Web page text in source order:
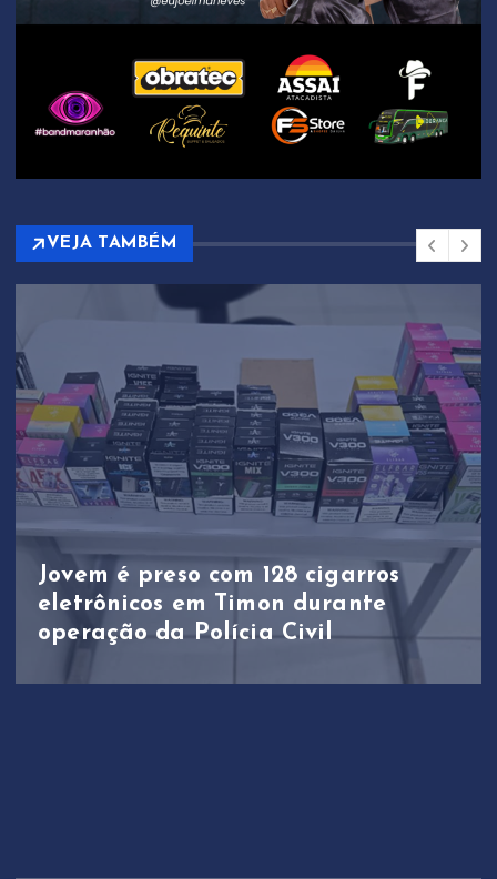
VEJA TAMBÉM
Jovem é preso com 128 cigarros
eletrônicos em Timon durante
operação da Polícia Civil